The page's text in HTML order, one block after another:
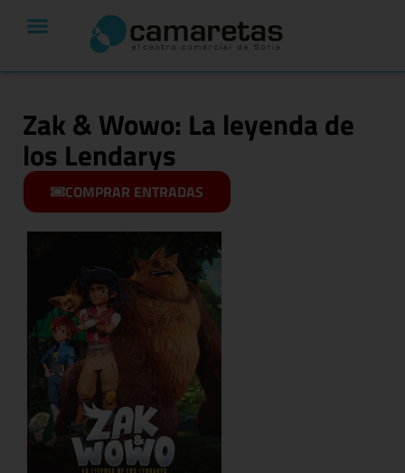
Zak & Wowo: La leyenda de
los Lendarys
COMPRAR ENTRADAS